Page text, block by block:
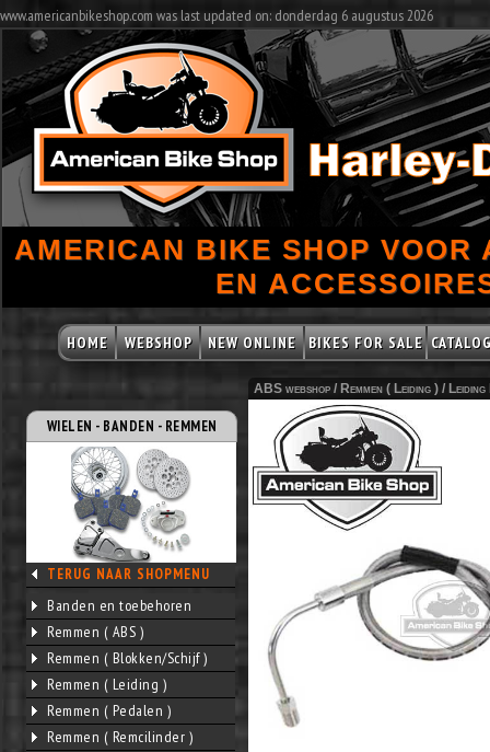
www.americanbikeshop.com was last updated on: donderdag 6 augustus 2026
AMERICAN BIKE SHOP VOOR
EN
HOME WEBSHOP NEW ONLINE BIKES FOR SALE
WIELEN - BANDEN - REMMEN
TERUG NAAR SHOPMENU
Banden en toebehoren
Remmen ( ABS )
Remmen ( Blokken/Schijf )
Remmen ( Leiding )
Remmen ( Pedalen )
Remmen ( Remcilinder )
ABS webshop / Remmen ( Leiding ) /